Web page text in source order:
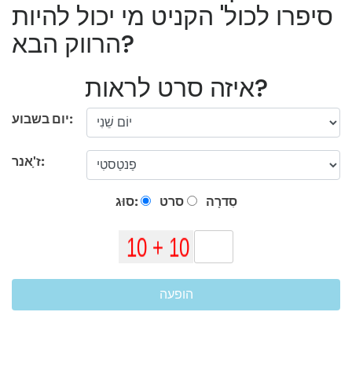
סיפרו לכול' הקניט מי יכול להיות
הרווק הבא?
איזה סרט לראות?
יום בשבוע:
ז'ָאנר:
סוּג: סרט סִדרָה
הופעה